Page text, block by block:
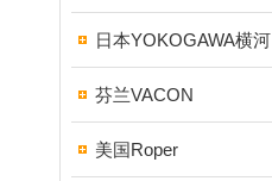
日本YOKOGAWA横河
芬兰VACON
美国Roper